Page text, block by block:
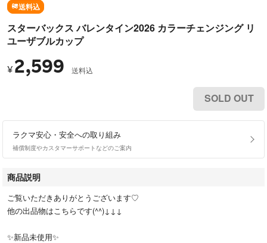
送料込
スターバックス バレンタイン2026 カラーチェンジング リ
ユーザブルカップ
¥ 2,599 送料込
SOLD OUT
ラクマ安心・安全への取り組み
補償制度やカスタマーサポートなどのご案内
商品説明
ご覧いただきありがとうございます♡
他の出品物はこちらです(^^)↓↓↓
✨新品未使用✨